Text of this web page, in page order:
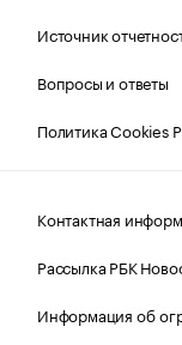
Источник
Вопросы и ответы
Политика Cookies
Контактная
Рассылка РБК
Информация об